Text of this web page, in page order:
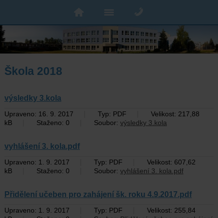
Škola 2018
výsledky 3.kola
Upraveno: 16. 9. 2017 Typ: PDF
Velikost: 217,88
kB
Staženo: 0 Soubor: výsledky 3.kola
vyhlášení 3. kola.pdf
Upraveno: 1. 9. 2017 Typ: PDF
Velikost: 607,62
kB
Staženo: 0 Soubor: vyhlášení 3. kola.pdf
Přidělení učeben pro zahájení šk. roku 4.9.2017.pdf
Upraveno: 1. 9. 2017 Typ: PDF
Velikost: 255,84